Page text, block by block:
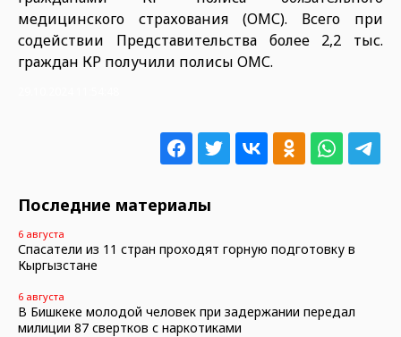
медицинского страхования (ОМС). Всего при
содействии Представительства более 2,2 тыс.
граждан КР получили полисы ОМС.
Последние материалы
6 августа
Спасатели из 11 стран проходят горную подготовку в
Кыргызстане
6 августа
В Бишкеке молодой человек при задержании передал
милиции 87 свертков с наркотиками